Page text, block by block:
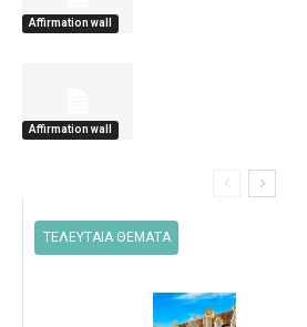
Affirmation wall
Affirmation wall
ΤΕΛΕΥΤΑΙΑ ΘΕΜΑΤΑ